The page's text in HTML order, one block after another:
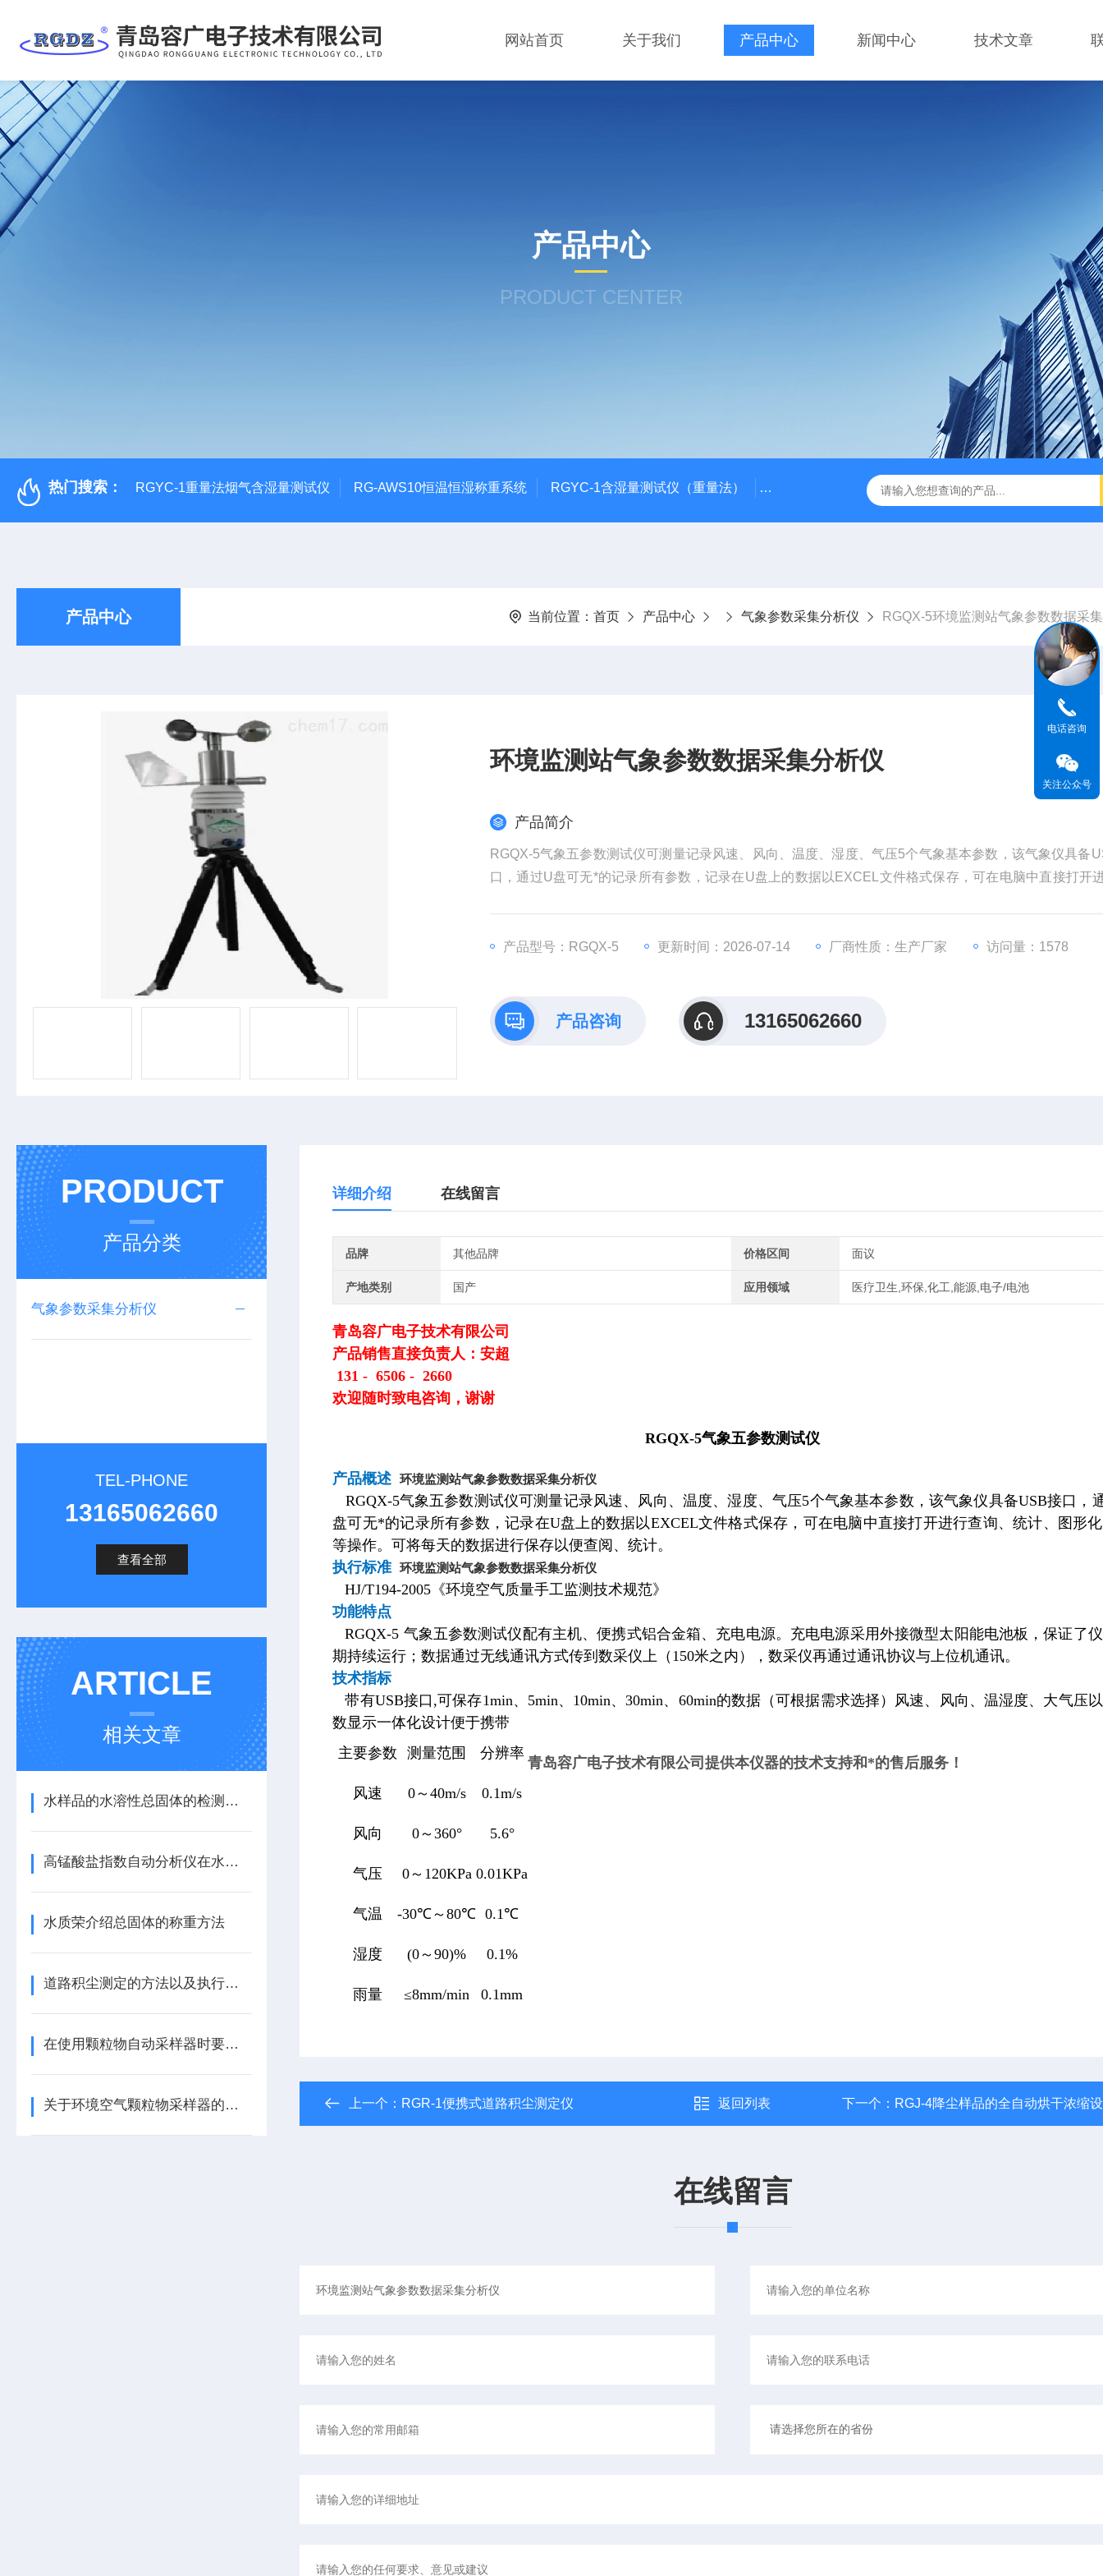
网站首页 关于我们 产品中心 新闻中心 技术文章
产品中心
PRODUCT CENTER
热门搜索： RGYC-1重量法烟气含湿量测试仪 RG-AWS10恒温恒湿称重系统 RGYC-1含湿量测试仪（重量法） RG-AWS12低浓度采样头称重系统 RGK-300容广便
产品中心 当前位置： 首页 产品中心 气象参数采集分析仪 RGQX-5环境监测站气象参数数据采
环境监测站气象参数数据采集分析仪
产品简介
RGQX-5气象五参数测试仪可测量记录风速、风向、温度、湿度、气压5个气象基本参数，该气象仪具备
口，通过U盘可无*的记录所有参数，记录在U盘上的数据以EXCEL文件格式保存，可在电脑中直接打开
产品型号：RGQX-5
更新时间：2026-07-14 厂商性质：生产厂家 访问量：1578
产品咨询 13165062660
PRODUCT
产品分类
气象参数采集分析仪
TEL-PHONE
13165062660
查看全部
ARTICLE
相关文章
水样品的水溶性总固体的检测方法
高锰酸盐指数自动分析仪在水资源管理中的关键作用
水质荣介绍总固体的称重方法
道路积尘测定的方法以及执行标准
在使用颗粒物自动采样器时要注意这几个方面
关于环境空气颗粒物采样器的使用方法看看本篇吧
详细介绍 在线留言
品牌 其他品牌 价格区间 面议
产地类别 国产 应用领域 医疗卫生,环保,化工,能源,电子/电池
青岛容广电子技术有限公司
产品销售直接负责人：安超
131 - 6506 - 2660
欢迎随时致电咨询，谢谢
RGQX-5气象五参数测试仪
产品概述 环境监测站气象参数数据采集分析仪
RGQX-5气象五参数测试仪可测量记录风速、风向、温度、湿度、气压5个气象基本参数，该气象仪具备USB接口，
盘可无*的记录所有参数，记录在U盘上的数据以EXCEL文件格式保存，可在电脑中直接打开进行查询、统计、图形
等操作。可将每天的数据进行保存以便查阅、统计。
执行标准 环境监测站气象参数数据采集分析仪
HJ/T194-2005《环境空气质量手工监测技术规范》
功能特点
RGQX-5 气象五参数测试仪配有主机、便携式铝合金箱、充电电源。充电电源采用外接微型太阳能电池板，保证了
期持续运行；数据通过无线通讯方式传到数采仪上（150米之内），数采仪再通过通讯协议与上位机通讯。
技术指标
带有USB接口,可保存1min、5min、10min、30min、60min的数据（可根据需求选择）风速、风向、温湿度、大气压
数显示一体化设计便于携带
主要参数
测量范围 分辨率
风速 0～40m/s 0.1m/s
风向 0～360° 5.6°
气压 0～120KPa 0.01KPa
气温 -30℃～80℃ 0.1℃
湿度 (0～90)% 0.1%
雨量 ≤8mm/min 0.1mm
青岛容广电子技术有限公司提供本仪器的技术支持和*的售后服务！
上一个： RGR-1便携式道路积尘测定仪 返回列表 下一个： RGJ-4降尘样品的全自动烘干浓缩
在线留言
电话咨询
关注公众号